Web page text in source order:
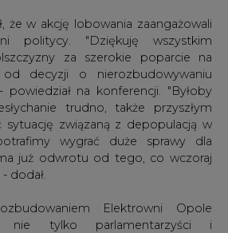
że w akcję lobowania zaangażowali
politycy. "Dziękuję wszystkim
za szerokie poparcie na
decyzji o nierozbudowywaniu
na konferencji. "Byłoby
trudno, także przyszłym
sytuację związaną z depopulacją w
wygrać duże sprawy dla
już odwrotu od tego, co wczoraj
dodał.
Elektrowni Opole
nie tylko parlamentarzyści i